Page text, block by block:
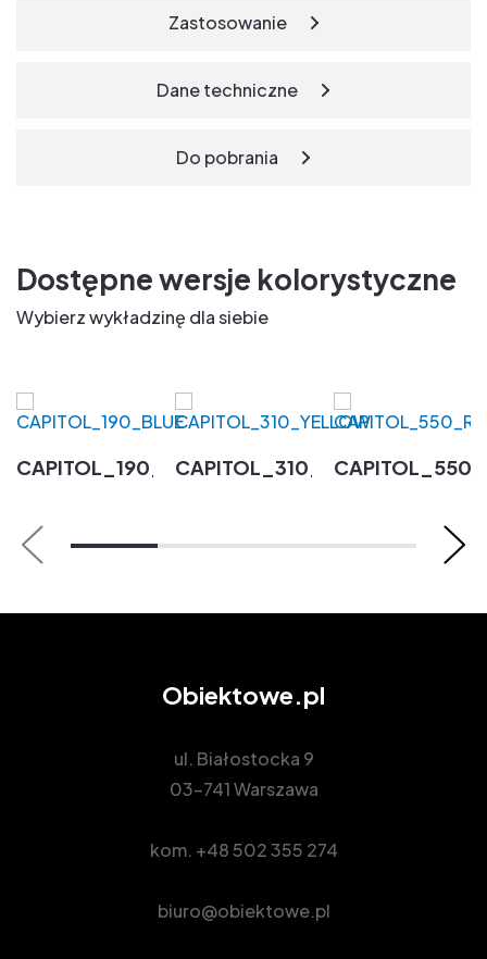
Zastosowanie
Dane techniczne
Do pobrania
Dostępne wersje kolorystyczne
Wybierz wykładzinę dla siebie
CAPITOL_190_BLUECAPITOL_310_YELLOW
Obiektowe.pl
ul. Białostocka 9
03-741 Warszawa
kom. +48 502 355 274
biuro@obiektowe.pl